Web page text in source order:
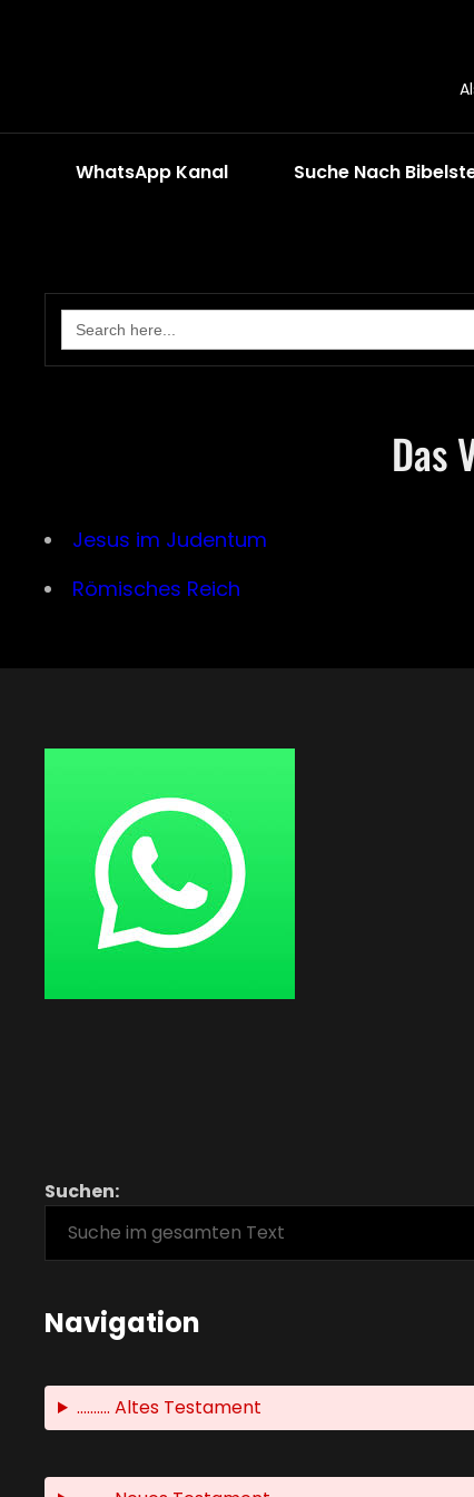
WhatsApp Kanal Suche Nach
Search
for:
Das
Jesus im Judentum
Römisches Reich
Suchen:
Navigation
.......... Altes Testament